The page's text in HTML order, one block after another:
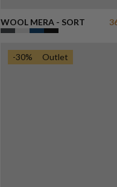
WOOL MERA - SORT
-30% Outlet